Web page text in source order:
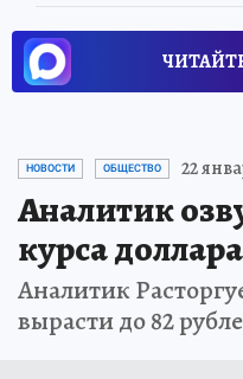
НОВОСТИ ОБЩЕСТВО 22
Аналитик
курса
Аналитик
вырасти до 82